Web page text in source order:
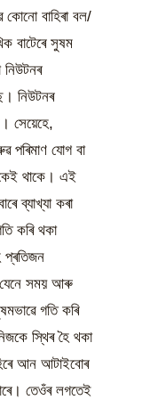
বাহিৰা বল/
বাটেৰে সুষম
নিউটনৰ
সেয়েহে,
পৰিমাণ যোগ বা
থাকে। এই
ব্যাখ্যা কৰা
কৰি থকা
প্ৰতিজন
(যেনে সময় আৰু
গতি কৰি
স্থিৰ হৈ থকা
আন আটাইবোৰ
তেওঁৰ লগতেই